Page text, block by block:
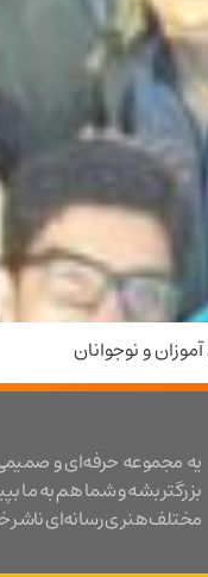
و نوجوانان
یه مجموعه حرفه‌ای و
بزرگتر بشه و شما هم به ما
مختلف هنری رسانه‌ای ناشر